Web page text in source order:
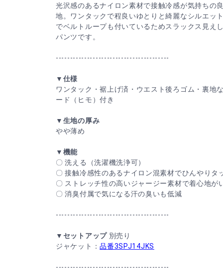
光沢感のあるナイロン素材で接触冷感が気持ちの
地。ワンタックで程良いゆとりと綺麗なシルエッ
でベルトループも付いているためスラックス見え
パンツです。
----------------------------------------
▼仕様
ワンタック・裾上げ済・ウエスト後ろゴム・裏地
ード（ヒモ）付き
▼生地の厚み
やや薄め
▼機能
〇 洗える（洗濯機洗浄可）
〇 接触冷感性のあるナイロン混素材でひんやりタ
〇 ストレッチ性の高いジャージー素材で着心地が
〇 消臭付属で気になる汗の臭いも低減
----------------------------------------
▼セットアップ別売り
ジャケット：品番3SPJ14JKS
----------------------------------------